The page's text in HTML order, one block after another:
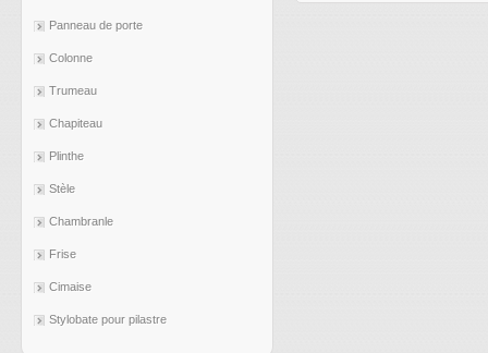
Panneau de porte
Colonne
Trumeau
Chapiteau
Plinthe
Stèle
Chambranle
Frise
Cimaise
Stylobate pour pilastre